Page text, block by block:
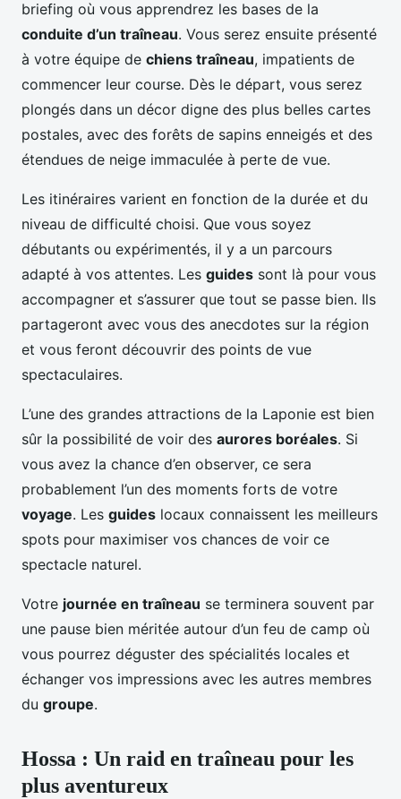
briefing où vous apprendrez les bases de la
conduite d’un traîneau. Vous serez ensuite présenté
à votre équipe de chiens traîneau, impatients de
commencer leur course. Dès le départ, vous serez
plongés dans un décor digne des plus belles cartes
postales, avec des forêts de sapins enneigés et des
étendues de neige immaculée à perte de vue.
Les itinéraires varient en fonction de la durée et du
niveau de difficulté choisi. Que vous soyez
débutants ou expérimentés, il y a un parcours
adapté à vos attentes. Les guides sont là pour vous
accompagner et s’assurer que tout se passe bien. Ils
partageront avec vous des anecdotes sur la région
et vous feront découvrir des points de vue
spectaculaires.
L’une des grandes attractions de la Laponie est bien
sûr la possibilité de voir des aurores boréales. Si
vous avez la chance d’en observer, ce sera
probablement l’un des moments forts de votre
voyage. Les guides locaux connaissent les meilleurs
spots pour maximiser vos chances de voir ce
spectacle naturel.
Votre journée en traîneau se terminera souvent par
une pause bien méritée autour d’un feu de camp où
vous pourrez déguster des spécialités locales et
échanger vos impressions avec les autres membres
du groupe.
Hossa : Un raid en traîneau pour les
plus aventureux